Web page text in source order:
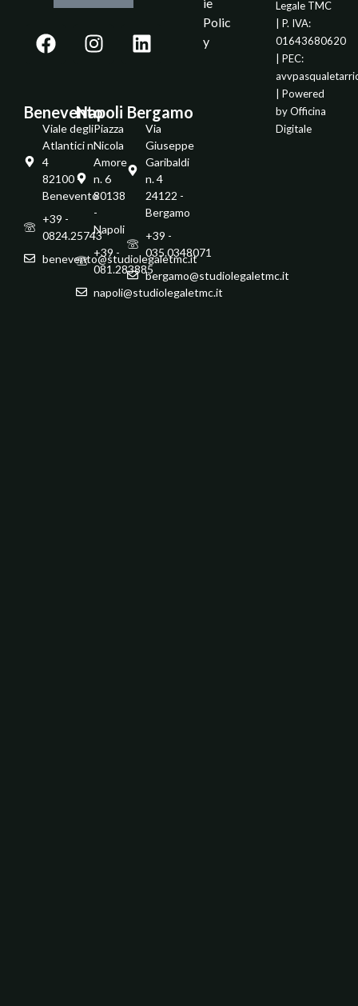
Benevento
Viale degli
Atlantici n.
4
82100 -
Benevento
+39 -
0824.25743
benevento@studiolegaletmc.it
Napoli
Piazza
Nicola
Amore
n. 6
80138
-
Napoli
+39 -
081.283885
napoli@studiolegaletmc.it
Bergamo
Via
Giuseppe
Garibaldi
n. 4
24122 -
Bergamo
+39 -
035.0348071
bergamo@studiolegaletmc.it
Polic
y
Legale TMC
| P. IVA:
01643680620
| PEC:
| Powered
byOfficina
Digitale